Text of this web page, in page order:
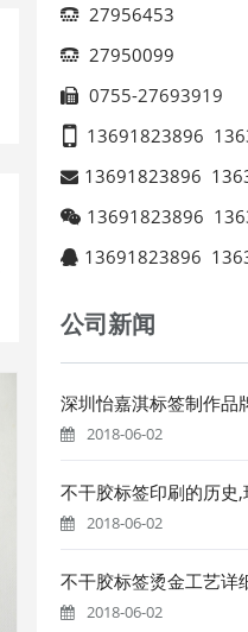
27956453
27950099
0755-27693919
13691823896
13691823896
13691823896
13691823896
公司新闻
深圳怡嘉淇标签制作品
2018-06-02
不干胶标签印刷的历史
2018-06-02
不干胶标签烫金工艺详
2018-06-02